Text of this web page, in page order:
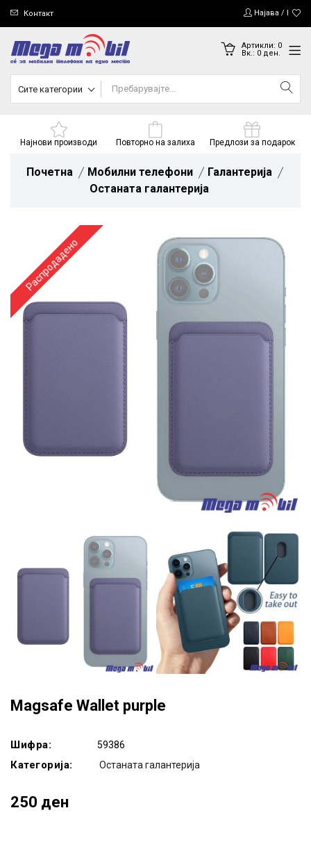
Контакт Најава /
Артикли: 0
Вк.: 0ден.
Сите категории
Најнови производи Повторно на залиха Предлози за подарок
Почетна Мобилни телефони
Галантерија
Останата галантерија
Распродадено
Magsafe Wallet purple
Шифра: 59386
Категорија: Останата галантерија
250 ден